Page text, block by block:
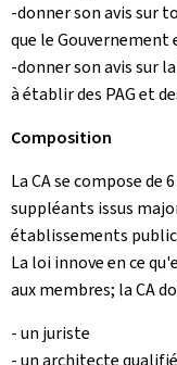
-donner son avis sur
que le
-donner son avis sur
à établir des PAG et
Composition
La CA se compose
suppléants issus
établissements
La loi innove en ce
aux membres; la CA
- un juriste
- un architecte